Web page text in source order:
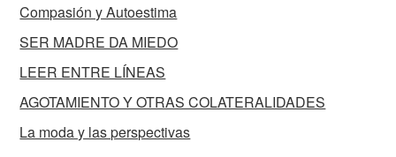
Compasión y Autoestima
SER MADRE DA MIEDO
LEER ENTRE LÍNEAS
AGOTAMIENTO Y OTRAS COLATERALIDADES
La moda y las perspectivas